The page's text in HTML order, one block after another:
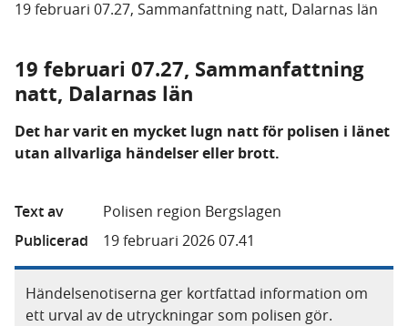
19 februari 07.27, Sammanfattning natt, Dalarnas län
19 februari 07.27, Sammanfattning
natt, Dalarnas län
Det har varit en mycket lugn natt för polisen i länet
utan allvarliga händelser eller brott.
Text av
Polisen region Bergslagen
Publicerad
19 februari 2026 07.41
Händelsenotiserna ger kortfattad information om
ett urval av de utryckningar som polisen gör.